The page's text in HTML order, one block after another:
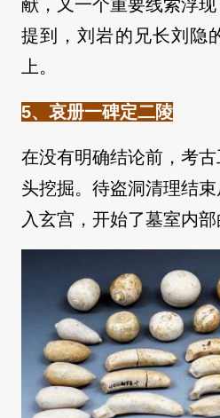
献，又一个重要线索浮
提到，刘岩的兄长刘隐
上。
5、哀册一碑定二陵
在没有明确结论前，考
头挖掘。待盗洞清理结
入玄宫，开始了墓室内部